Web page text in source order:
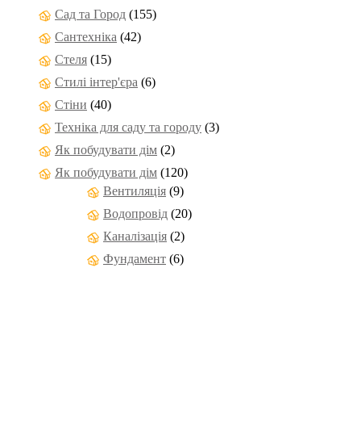
Сад та Город (155)
Сантехніка (42)
Стеля (15)
Стилі інтер'єра (6)
Стіни (40)
Техніка для саду та городу (3)
Як побудувати дім (2)
Як побудувати дім (120)
Вентиляція (9)
Водопровід (20)
Каналізація (2)
Фундамент (6)